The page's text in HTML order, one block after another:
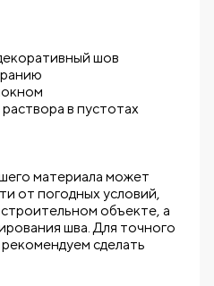
шов
в пустотах
материала может
от погодных условий,
объекте, а
шва. Для точного
сделать